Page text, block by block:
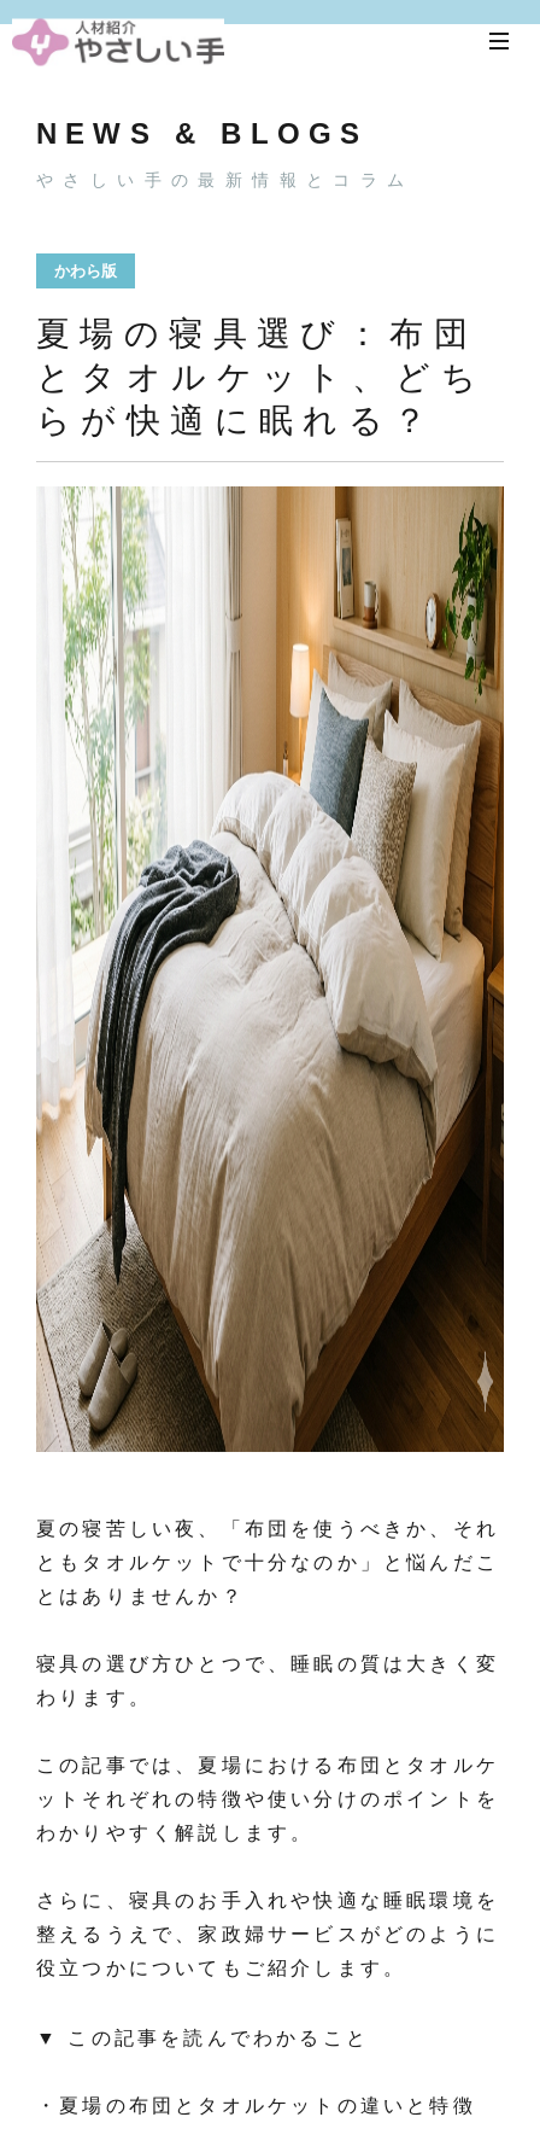
NEWS & BLOGS
やさしい手の最新情報とコラム
かわら版
夏場の寝具選び：布団
とタオルケット、どち
らが快適に眠れる？
夏の寝苦しい夜、「布団を使うべきか、それ
ともタオルケットで十分なのか」と悩んだこ
とはありませんか？
寝具の選び方ひとつで、睡眠の質は大きく変
わります。
この記事では、夏場における布団とタオルケ
ットそれぞれの特徴や使い分けのポイントを
わかりやすく解説します。
さらに、寝具のお手入れや快適な睡眠環境を
整えるうえで、家政婦サービスがどのように
役立つかについてもご紹介します。
▼ この記事を読んでわかること
・夏場の布団とタオルケットの違いと特徴